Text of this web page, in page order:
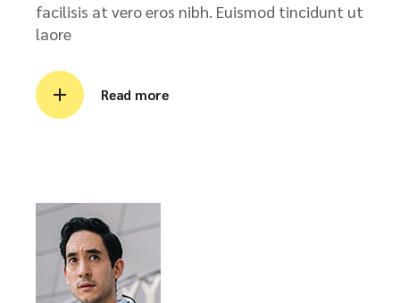
facilisis at vero eros nibh. Euismod tincidunt ut
laore
Read more